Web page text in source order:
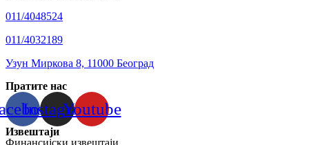
011/4048524
011/4032189
Узун Миркова 8, 11000 Београд
Пратите нас
InstagramYoutube
Извештаји
Финансијски извештаји